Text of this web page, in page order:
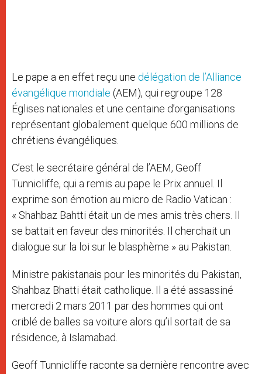
Le pape a en effet reçu une délégation de l’Alliance
évangélique mondiale (AEM), qui regroupe 128
Églises nationales et une centaine d’organisations
représentant globalement quelque 600 millions de
chrétiens évangéliques.
C’est le secrétaire général de l’AEM, Geoff
Tunnicliffe, qui a remis au pape le Prix annuel. Il
exprime son émotion au micro de Radio Vatican :
« Shahbaz Bahtti était un de mes amis très chers. Il
se battait en faveur des minorités. Il cherchait un
dialogue sur la loi sur le blasphème » au Pakistan.
Ministre pakistanais pour les minorités du Pakistan,
Shahbaz Bhatti était catholique. Il a été assassiné
mercredi 2 mars 2011 par des hommes qui ont
criblé de balles sa voiture alors qu’il sortait de sa
résidence, à Islamabad.
Geoff Tunnicliffe raconte sa dernière rencontre avec